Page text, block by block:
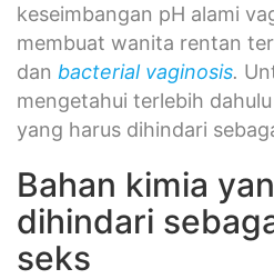
keseimbangan pH alami
membuat wanita rentan
dan bacterial vaginosis.
mengetahui terlebih
yang harus dihindari
Bahan kimia
dihindari
seks